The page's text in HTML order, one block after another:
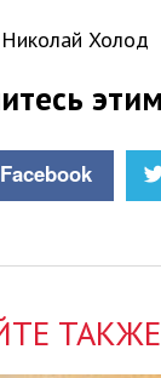
Холод
Facebook
ТАКЖЕ